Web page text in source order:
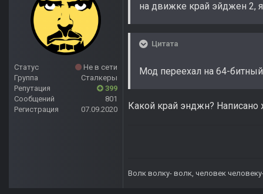
Статус
Не в сети
Группа
Сталкеры
Репутация
399
Сообщений
801
Регистрация
07.09.2020
на движке край эйджен 2,
Цитата
Мод переехал на 64-
Какой край энджн? Написано
Волк волку- волк, человек